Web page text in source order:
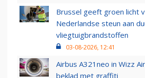
Brussel geeft groen licht
Nederlandse steun aan
vliegtuigbrandstoffen
03-08-2026, 12:41
Airbus A321neo in Wizz
beklad met graffiti